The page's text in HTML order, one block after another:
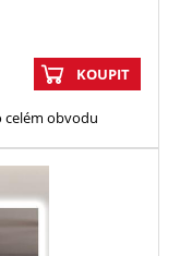
KOUPIT
celém obvodu